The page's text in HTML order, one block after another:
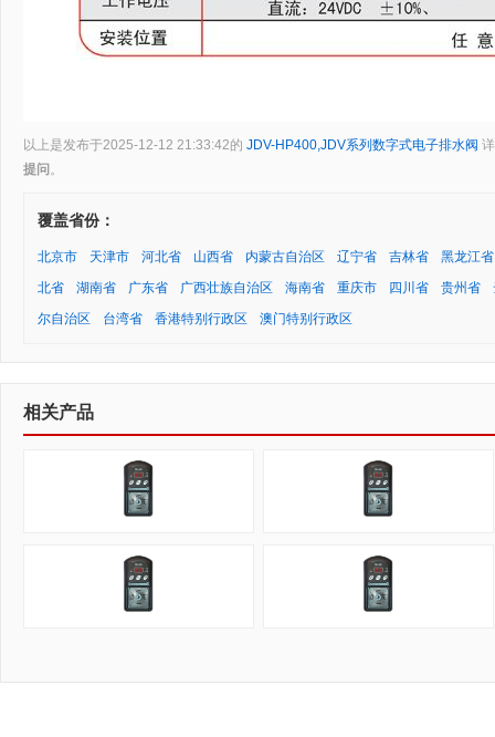
以上是发布于2025-12-12 21:33:42的 JDV-HP400,JDV系列数字式电子排水阀
提问 。
覆盖省份：
北京市 天津市 河北省 山西省 内蒙古自治区 辽宁省 吉林省
黑龙江省
北省
湖南省 广东省 广西壮族自治区 海南省 重庆市 四川省 贵州省
尔自治区
台湾省 香港特别行政区 澳门特别行政区
相关产品